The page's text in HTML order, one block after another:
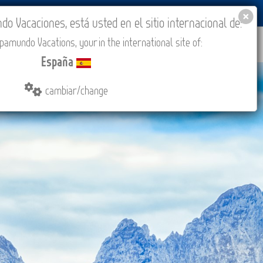
COMPRAR CONTACTO MÁS
Vacaciones, está usted en el sitio internacional de:
Vacations, your in the international site of:
España
cambiar/change